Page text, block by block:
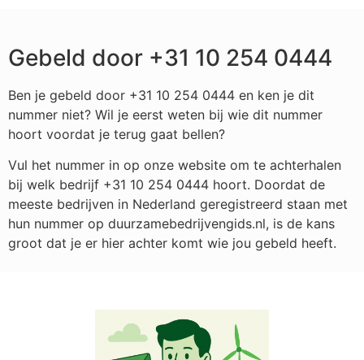
Gebeld door +31 10 254 0444
Ben je gebeld door +31 10 254 0444 en ken je dit
nummer niet? Wil je eerst weten bij wie dit nummer
hoort voordat je terug gaat bellen?
Vul het nummer in op onze website om te achterhalen
bij welk bedrijf +31 10 254 0444 hoort. Doordat de
meeste bedrijven in Nederland geregistreerd staan met
hun nummer op duurzamebedrijvengids.nl, is de kans
groot dat je er hier achter komt wie jou gebeld heeft.